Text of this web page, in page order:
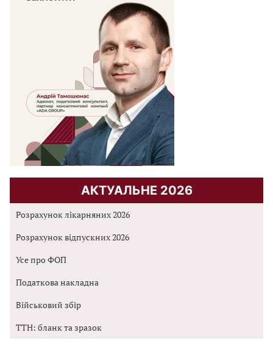
АКТУАЛЬНЕ 2026
Розрахунок лікарняних 2026
Розрахунок відпускних 2026
Усе про ФОП
Податкова накладна
Військовий збір
ТТН: бланк та зразок